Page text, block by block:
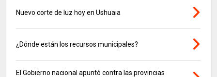
Nuevo corte de luz hoy en Ushuaia
¿Dónde están los recursos municipales?
El Gobierno nacional apuntó contra las provincias